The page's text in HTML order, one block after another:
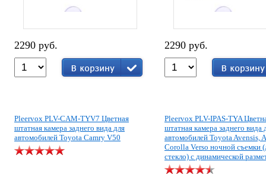
2290 руб. 2290 руб.
Pleervox PLV-CAM-TYV7 Цветная
штатная камера заднего вида для
автомобилей Toyota Camry V50
Pleervox PLV-IPAS-TYA
штатная камера заднего вида
автомобилей Toyota Avensis,
Corolla Verso ночной съемки
стекло) с динамической